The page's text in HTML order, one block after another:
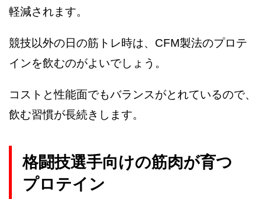
軽減されます。
競技以外の日の筋トレ時は、CFM製法のプロテ
インを飲むのがよいでしょう。
コストと性能面でもバランスがとれているので、
飲む習慣が長続きします。
格闘技選手向けの筋肉が育つ
プロテイン